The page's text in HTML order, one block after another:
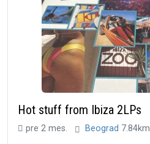
Hot stuff from Ibiza 2LPs
pre 2 mes. Beograd 7.84km